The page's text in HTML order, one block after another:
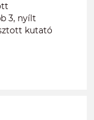
3, nyílt
kutató